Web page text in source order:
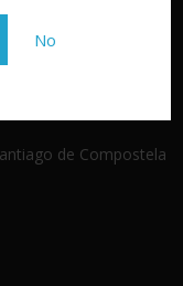
No
recreativas y de
nivel sectorial en
para la
de Compostela